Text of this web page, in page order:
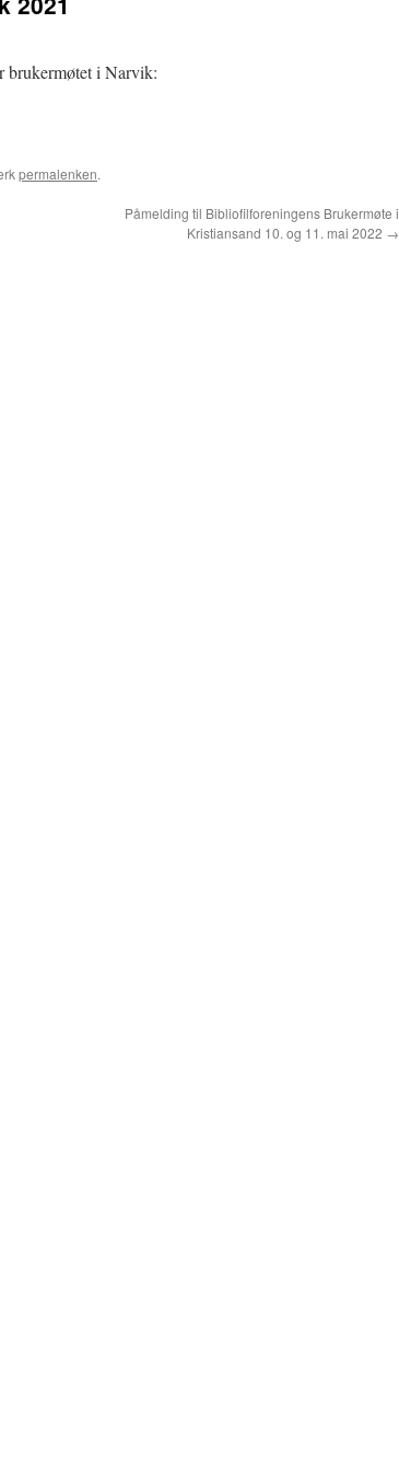
brukermøtet i Narvik:
permalenken.
Påmelding til Bibliofilforeningens Brukermøte i
Kristiansand 10. og 11. mai 2022 →